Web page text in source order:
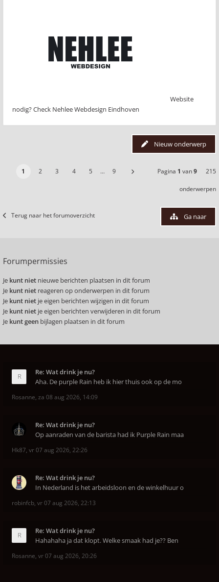
Website
nodig? Check Nehlee Webdesign Eindhoven
Nieuw onderwerp
1 2 3 4 5 … 9 Pagina 1 van9 215
onderwerpen
Terug naar het forumoverzicht Ga naar
Forumpermissies
Je kunt niet nieuwe berichten plaatsen in dit forum
Je kunt niet reageren op onderwerpen in dit forum
Je kunt niet je eigen berichten wijzigen in dit forum
Je kunt niet je eigen berichten verwijderen in dit forum
Je kunt geen bijlagen plaatsen in dit forum
Re: Wat drink je nu?
Aha. De purple Rain heb ik hier thuis ook op de mo
Rosanne, za 08 aug 2026, 14:09
Re: Wat drink je nu?
Op aanraden van de barista had ik Purple Rain maa
Hk87, vr 07 aug 2026, 22:26
Re: Wat drink je nu?
In Nederland is het arbeidsloon en de winkelhuur o
robinfcb, vr 07 aug 2026, 22:13
Re: Wat drink je nu?
Hahahaha ja dat klopt. Welke smaak had je?? Ben
Rosanne, vr 07 aug 2026, 20:26